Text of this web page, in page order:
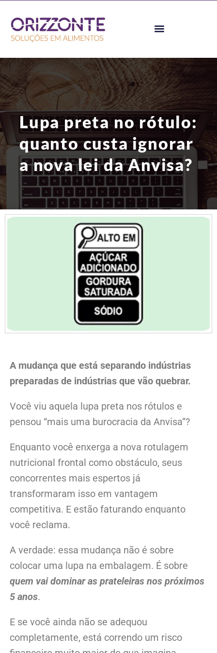
Lupa preta no rótulo:
quanto custa ignorar
a nova lei da Anvisa?
A mudança que está separando indústrias
preparadas de indústrias que vão quebrar.
Você viu aquela lupa preta nos rótulos e
pensou “mais uma burocracia da Anvisa”?
Enquanto você enxerga a nova rotulagem
nutricional frontal como obstáculo, seus
concorrentes mais espertos já
transformaram isso em vantagem
competitiva. E estão faturando enquanto
você reclama.
A verdade: essa mudança não é sobre
colocar uma lupa na embalagem. É sobre
quem vai dominar as prateleiras nos próximos
5 anos.
E se você ainda não se adequou
completamente, está correndo um risco